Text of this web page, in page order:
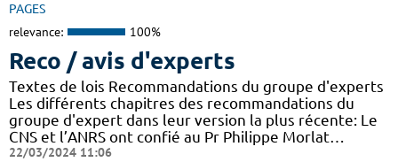
PAGES
relevance: 100%
Reco / avis d'experts
Textes de lois Recommandations du groupe d'experts
Les différents chapitres des recommandations du
groupe d'expert dans leur version la plus récente: Le
CNS et l’ANRS ont confié au Pr Philippe Morlat…
22/03/2024 11:06